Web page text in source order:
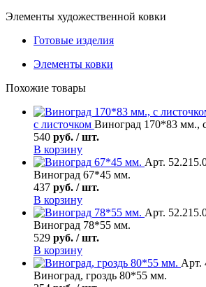
Элементы художественной ковки
Готовые изделия
Элементы ковки
Похожие товары
с листочком Виноград 170*83 мм.,
540 руб. / шт.
В корзину
Арт.
Виноград 67*45 мм.
437 руб. / шт.
В корзину
Арт.
Виноград 78*55 мм.
529 руб. / шт.
В корзину
Арт.
Виноград, гроздь 80*55 мм.